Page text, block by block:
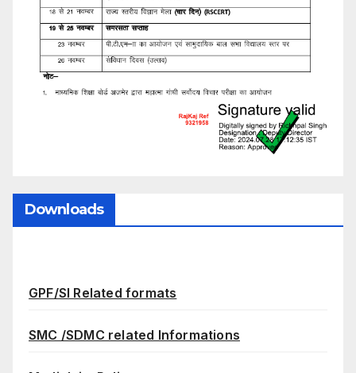
Downloads
GPF/SI Related formats
SMC /SDMC related Informations